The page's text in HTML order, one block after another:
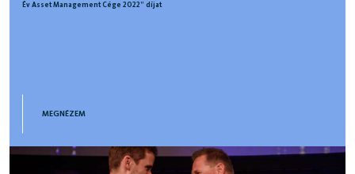
Év Asset Management Cége 2022” díjat
MEGNÉZEM